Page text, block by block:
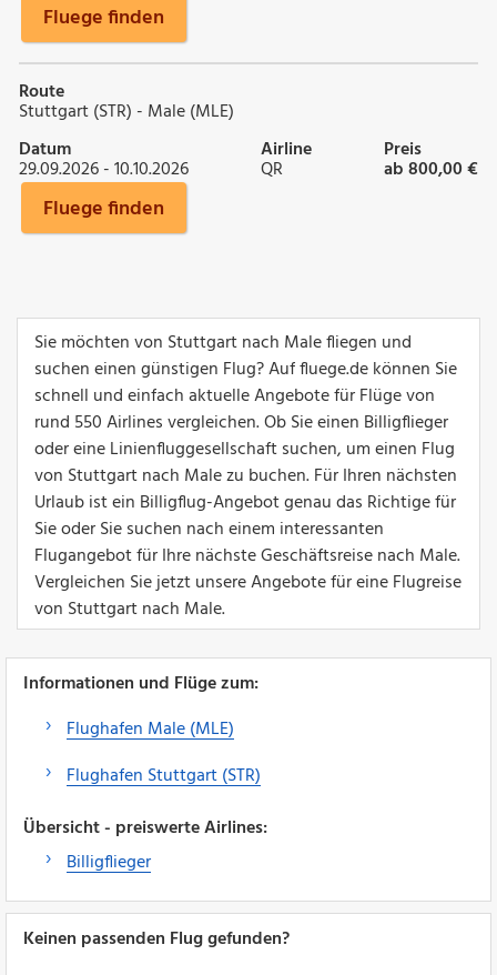
Fluege finden
Route
Stuttgart (STR) - Male (MLE)
Datum
29.09.2026 - 10.10.2026
Airline
QR
Preis
ab 800,00 €
Fluege finden
Sie möchten von Stuttgart nach Male fliegen und
suchen einen günstigen Flug? Auf fluege.de können Sie
schnell und einfach aktuelle Angebote für Flüge von
rund 550 Airlines vergleichen. Ob Sie einen Billigflieger
oder eine Linienfluggesellschaft suchen, um einen Flug
von Stuttgart nach Male zu buchen. Für Ihren nächsten
Urlaub ist ein Billigflug-Angebot genau das Richtige für
Sie oder Sie suchen nach einem interessanten
Flugangebot für Ihre nächste Geschäftsreise nach Male.
Vergleichen Sie jetzt unsere Angebote für eine Flugreise
von Stuttgart nach Male.
Informationen und Flüge zum:
Flughafen Male (MLE)
Flughafen Stuttgart (STR)
Übersicht - preiswerte Airlines:
Billigflieger
Keinen passenden Flug gefunden?